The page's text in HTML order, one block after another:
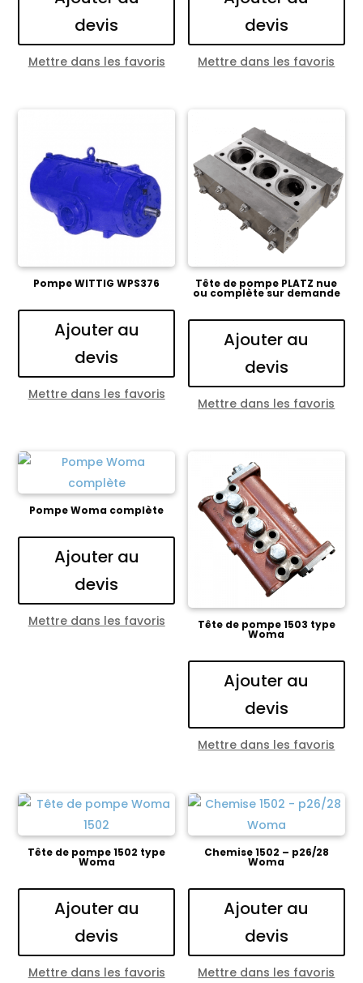
devis
Mettre dans les favoris
devis
Mettre dans les favoris
Pompe WITTIG WPS376
Ajouter au
devis
Mettre dans les favoris
Tête de pompe PLATZ nue
ou complète sur demande
Ajouter au
devis
Mettre dans les favoris
Pompe Woma complète
Ajouter au
devis
Mettre dans les favoris Tête de pompe 1503 type
Woma
Ajouter au
devis
Mettre dans les favoris
Tête de pompe 1502 type
Woma
Ajouter au
devis
Mettre dans les favoris
Chemise 1502 – p26/28
Woma
Ajouter au
devis
Mettre dans les favoris